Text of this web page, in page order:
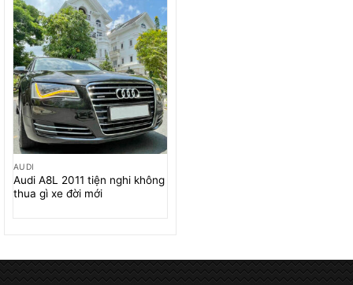
AUDI
Audi A8L 2011 tiện nghi không
thua gì xe đời mới